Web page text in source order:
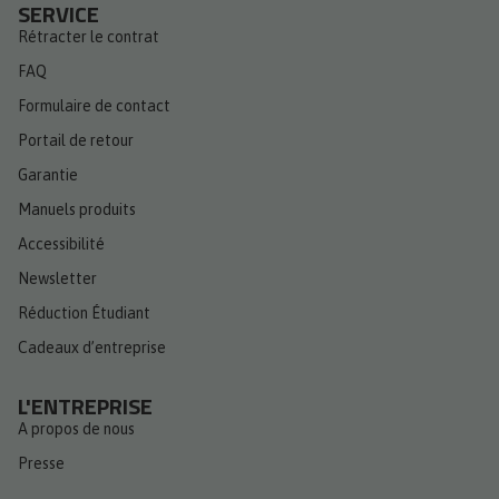
SERVICE
Rétracter le contrat
FAQ
Formulaire de contact
Portail de retour
Garantie
Manuels produits
Accessibilité
Newsletter
Réduction Étudiant
Cadeaux d’entreprise
L'ENTREPRISE
A propos de nous
Presse